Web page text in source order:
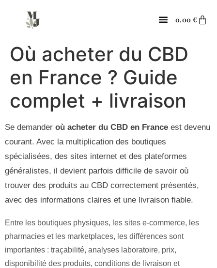
principal
0,00 €
Où acheter du CBD
en France ? Guide
complet + livraison
Se demander où acheter du CBD en France est devenu
courant. Avec la multiplication des boutiques
spécialisées, des sites internet et des plateformes
généralistes, il devient parfois difficile de savoir où
trouver des produits au CBD correctement présentés,
avec des informations claires et une livraison fiable.
Entre les boutiques physiques, les sites e-commerce, les
pharmacies et les marketplaces, les différences sont
importantes : traçabilité, analyses laboratoire, prix,
disponibilité des produits, conditions de livraison et